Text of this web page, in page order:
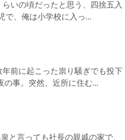
いの頃だったと思う、四捨五入
で、俺は小学校に入っ...
前に起こった祟り騒ぎでも投下
の事。突然、近所に住む...
と言っても社長の親戚の家で、